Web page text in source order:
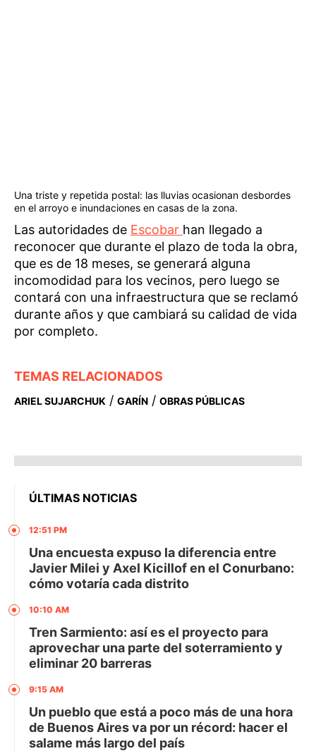
Una triste y repetida postal: las lluvias ocasionan desbordes
en el arroyo e inundaciones en casas de la zona.
Las autoridades de Escobar han llegado a
reconocer que durante el plazo de toda la obra,
que es de 18 meses, se generará alguna
incomodidad para los vecinos, pero luego se
contará con una infraestructura que se reclamó
durante años y que cambiará su calidad de vida
por completo.
TEMAS RELACIONADOS
ARIEL SUJARCHUK / GARÍN / OBRAS PÚBLICAS
ÚLTIMAS NOTICIAS
12:51 PM
Una encuesta expuso la diferencia entre
Javier Milei y Axel Kicillof en el Conurbano:
cómo votaría cada distrito
10:10 AM
Tren Sarmiento: así es el proyecto para
aprovechar una parte del soterramiento y
eliminar 20 barreras
9:15 AM
Un pueblo que está a poco más de una hora
de Buenos Aires va por un récord: hacer el
salame más largo del país